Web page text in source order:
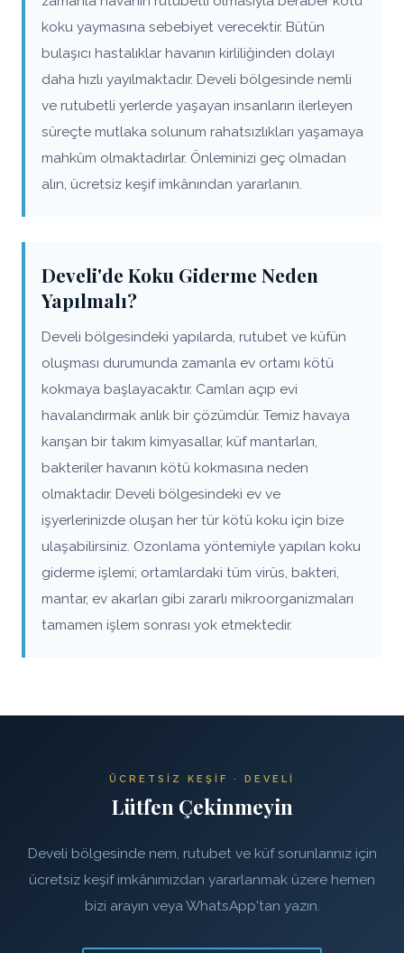
koku yaymasına sebebiyet verecektir. Bütün
bulaşıcı hastalıklar havanın kirliliğinden dolayı
daha hızlı yayılmaktadır. Develi bölgesinde nemli
ve rutubetli yerlerde yaşayan insanların ilerleyen
süreçte mutlaka solunum rahatsızlıkları yaşamaya
mahkûm olmaktadırlar. Önleminizi geç olmadan
alın, ücretsiz keşif imkânından yararlanın.
Develi'de Koku Giderme Neden
Yapılmalı?
Develi bölgesindeki yapılarda, rutubet ve küfün
oluşması durumunda zamanla ev ortamı kötü
kokmaya başlayacaktır. Camları açıp evi
havalandırmak anlık bir çözümdür. Temiz havaya
karışan bir takım kimyasallar, küf mantarları,
bakteriler havanın kötü kokmasına neden
olmaktadır. Develi bölgesindeki ev ve
işyerlerinizde oluşan her tür kötü koku için bize
ulaşabilirsiniz. Ozonlama yöntemiyle yapılan koku
giderme işlemi; ortamlardaki tüm virüs, bakteri,
mantar, ev akarları gibi zararlı mikroorganizmaları
tamamen işlem sonrası yok etmektedir.
ÜCRETSIZ KEŞIF · DEVELI
Lütfen Çekinmeyin
Develi bölgesinde nem, rutubet ve küf sorunlarınız için
ücretsiz keşif imkânımızdan yararlanmak üzere hemen
bizi arayın veya WhatsApp'tan yazın.